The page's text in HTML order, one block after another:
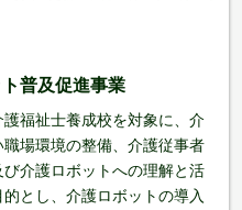
普及促進事業
福祉士養成校を対象に、介
場環境の整備、介護従事者
介護ロボットへの理解と活
とし、介護ロボットの導入